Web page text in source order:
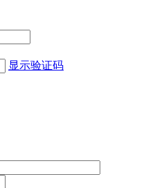
显示验证码